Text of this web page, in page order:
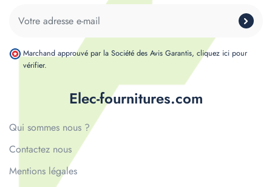
Elec-fournitures.com
Qui sommes nous ?
Contactez nous
Mentions légales
Marchand approuvé par la Société des Avis Garantis, cliquez ici pour
vérifier.